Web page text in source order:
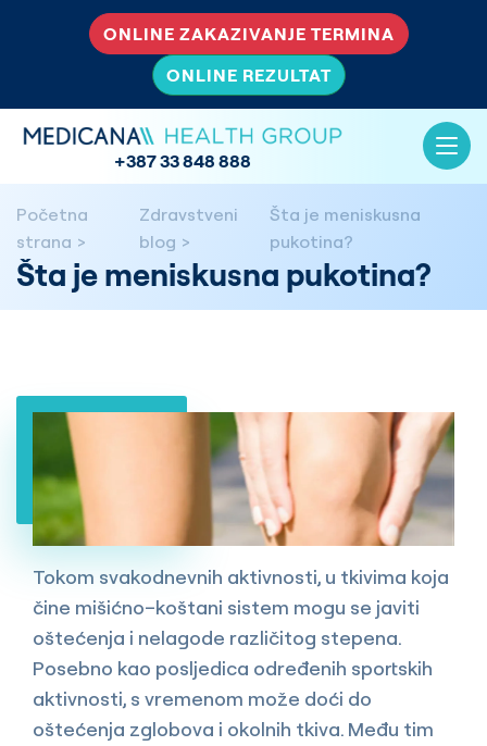
ONLINE ZAKAZIVANJE TERMINA
ONLINE REZULTAT
+387 33 848 888
Početna
strana
Zdravstveni
blog
Šta je meniskusna
pukotina?
Šta je meniskusna pukotina?
Tokom svakodnevnih aktivnosti, u tkivima koja
čine mišićno–koštani sistem mogu se javiti
oštećenja i nelagode različitog stepena.
Posebno kao posljedica određenih sportskih
aktivnosti, s vremenom može doći do
oštećenja zglobova i okolnih tkiva. Među tim